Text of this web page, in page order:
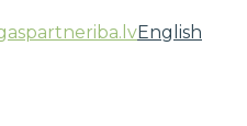
English